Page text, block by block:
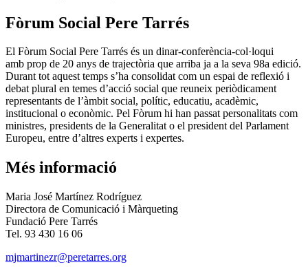
Fòrum Social Pere Tarrés
El Fòrum Social Pere Tarrés és un dinar-conferència-col·loqui
amb prop de 20 anys de trajectòria que arriba ja a la seva 98a edició.
Durant tot aquest temps s’ha consolidat com un espai de reflexió i
debat plural en temes d’acció social que reuneix periòdicament
representants de l’àmbit social, polític, educatiu, acadèmic,
institucional o econòmic. Pel Fòrum hi han passat personalitats com
ministres, presidents de la Generalitat o el president del Parlament
Europeu, entre d’altres experts i expertes.
Més informació
Maria José Martínez Rodríguez
Directora de Comunicació i Màrqueting
Fundació Pere Tarrés
Tel. 93 430 16 06
mjmartinezr@peretarres.org